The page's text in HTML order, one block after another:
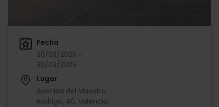
Fecha
30/03/2025 -
30/03/2025
Lugar
Avenida del Maestro
Rodrigo, 40, València.